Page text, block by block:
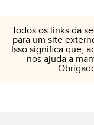
Todos os links da
para um site
Isso significa que,
nos ajuda a